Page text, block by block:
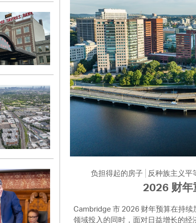
负担得起的房子 反种族主义平
2026 财
Cambridge 市 2026 财年预算在持
领域投入的同时，面对日益增长的